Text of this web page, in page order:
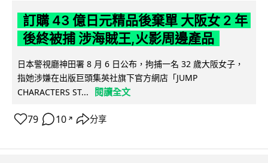
訂購 43 億日元精品後棄單 大阪女 2 年
後終被捕 涉海賊王,火影周邊產品
日本警視廳神田署 8 月 6 日公布，拘捕一名 32 歲大阪女子，
指她涉嫌在出版巨頭集英社旗下官方網店「JUMP
CHARACTERS ST...
閱讀全文
79 10 ↗ 分享